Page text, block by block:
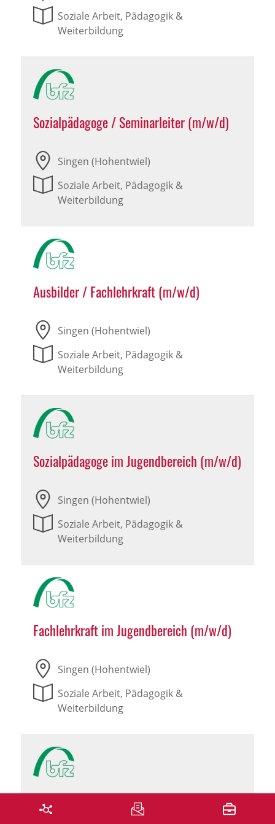
Soziale Arbeit, Pädagogik &
Weiterbildung
Sozialpädagoge / Seminarleiter (m/w/d)
Singen (Hohentwiel)
Soziale Arbeit, Pädagogik &
Weiterbildung
Ausbilder / Fachlehrkraft (m/w/d)
Singen (Hohentwiel)
Soziale Arbeit, Pädagogik &
Weiterbildung
Sozialpädagoge im Jugendbereich (m/w/d)
Singen (Hohentwiel)
Soziale Arbeit, Pädagogik &
Weiterbildung
Fachlehrkraft im Jugendbereich (m/w/d)
Singen (Hohentwiel)
Soziale Arbeit, Pädagogik &
Weiterbildung
Ausbilder im Jugendbereich (m/w/d)